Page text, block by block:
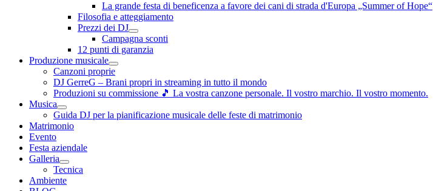
La grande festa di beneficenza a favore dei cani di strada d'Europa „Summer of Hope“
Filosofia e atteggiamento
Prezzi dei DJ
Campagna sconti
12 punti di garanzia
Produzione musicale
Canzoni proprie
DJ GerreG – Brani propri in streaming in tutto il mondo
Produzioni su commissione 🎵 La vostra canzone personale. Il vostro marchio. Il vostro momento.
Musica
Guida DJ per la pianificazione musicale delle feste di matrimonio
Matrimonio
Evento
Festa aziendale
Galleria
Tecnica
Ambiente